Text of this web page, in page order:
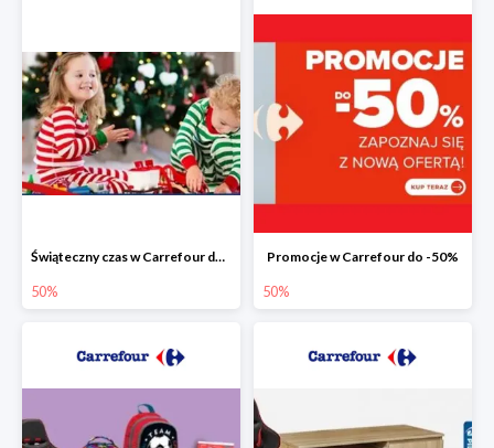
Świąteczny czas w Carrefour do -50%
50%
Promocje w Carrefour do -50%
50%